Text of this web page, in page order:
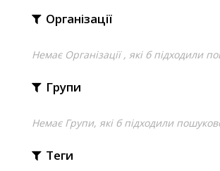
Організації
Немає Організації , які б підходили
Групи
Немає Групи, які б підходили
Теги